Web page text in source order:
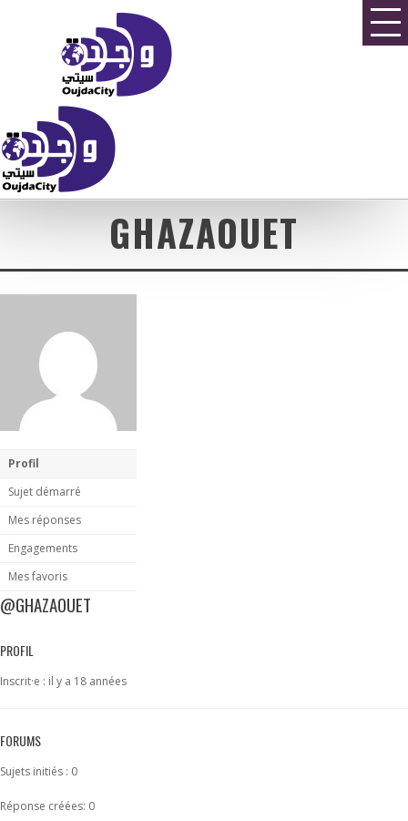
GHAZAOUET
Profil
Sujet démarré
Mes réponses
Engagements
Mes favoris
@GHAZAOUET
PROFIL
Inscrit·e : il y a 18 années
FORUMS
Sujets initiés : 0
Réponse créées: 0